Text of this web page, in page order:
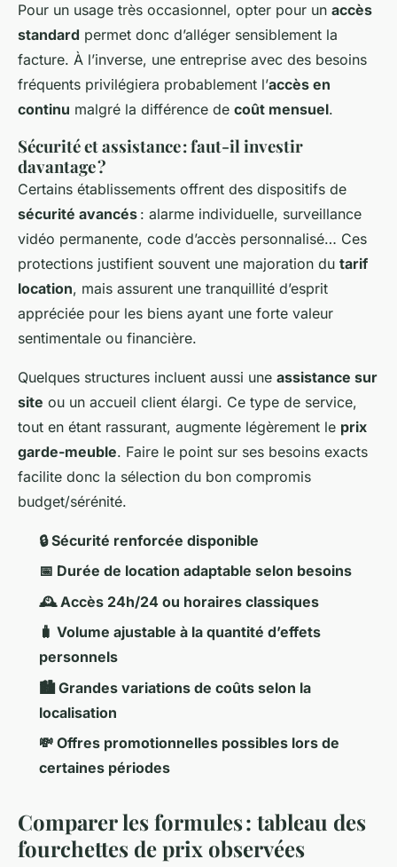
Pour un usage très occasionnel, opter pour un accès
standard permet donc d’alléger sensiblement la
facture. À l’inverse, une entreprise avec des besoins
fréquents privilégiera probablement l’accès en
continu malgré la différence de coût mensuel.
Sécurité et assistance : faut-il investir
davantage ?
Certains établissements offrent des dispositifs de
sécurité avancés : alarme individuelle, surveillance
vidéo permanente, code d’accès personnalisé… Ces
protections justifient souvent une majoration du tarif
location, mais assurent une tranquillité d’esprit
appréciée pour les biens ayant une forte valeur
sentimentale ou financière.
Quelques structures incluent aussi une assistance sur
site ou un accueil client élargi. Ce type de service,
tout en étant rassurant, augmente légèrement le prix
garde-meuble. Faire le point sur ses besoins exacts
facilite donc la sélection du bon compromis
budget/sérénité.
🔒 Sécurité renforcée disponible
📅 Durée de location adaptable selon besoins
🕰️ Accès 24h/24 ou horaires classiques
🧳 Volume ajustable à la quantité d’effets
personnels
🏙️ Grandes variations de coûts selon la
localisation
💸 Offres promotionnelles possibles lors de
certaines périodes
Comparer les formules : tableau des
fourchettes de prix observées